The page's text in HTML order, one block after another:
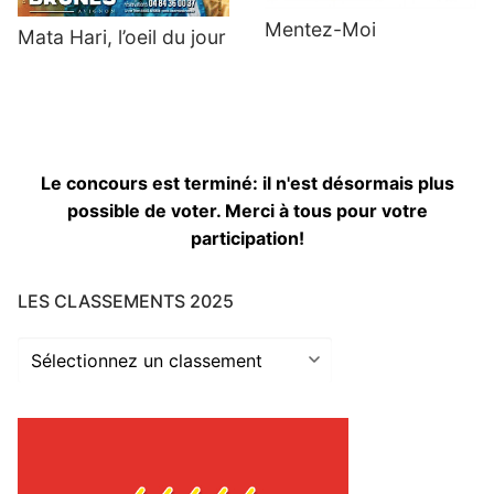
Mata Hari, l’oeil du jour Mentez-Moi
Le concours est terminé: il n'est désormais plus
possible de voter. Merci à tous pour votre
participation!
LES CLASSEMENTS 2025
Les